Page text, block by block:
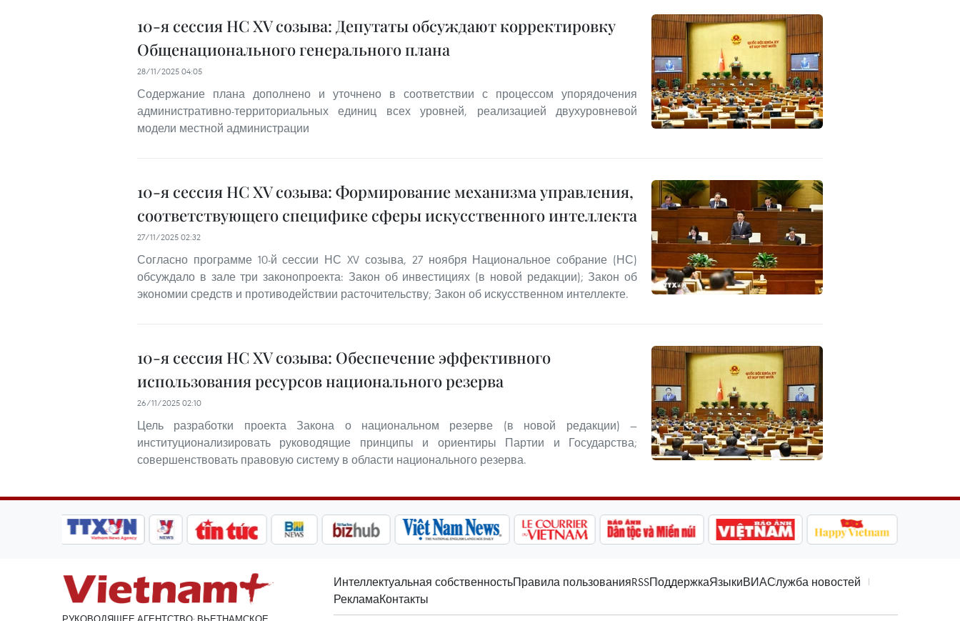
10-я сессия НС XV созыва: Депутаты обсуждают корректировку
Общенационального генерального плана
28/11/2025 04:05
Содержание плана дополнено и уточнено в соответствии с процессом упорядочения
административно-территориальных единиц всех уровней, реализацией двухуровневой
модели местной администрации
10-я сессия НС XV созыва: Формирование механизма управления,
соответствующего специфике сферы искусственного интеллекта
27/11/2025 02:32
Согласно программе 10-й сессии НС XV созыва, 27 ноября Национальное собрание (НС)
обсуждало в зале три законопроекта: Закон об инвестициях (в новой редакции); Закон об
экономии средств и противодействии расточительству; Закон об искусственном интеллекте.
10-я сессия НС XV созыва: Обеспечение эффективного
использования ресурсов национального резерва
26/11/2025 02:10
Цель разработки проекта Закона о национальном резерве (в новой редакции) —
институционализировать руководящие принципы и ориентиры Партии и Государства;
совершенствовать правовую систему в области национального резерва.
Интеллектуальная собственностьПравила пользованияRSSПоддержкаЯзыкиВИАСлужба новостей
РекламаКонтакты